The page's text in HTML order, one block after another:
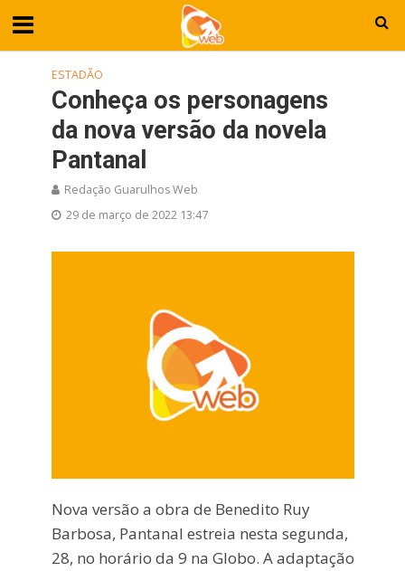
ESTADÃO
Conheça os personagens
da nova versão da novela
Pantanal
Redação Guarulhos Web
29 de março de 2022 13:47
Nova versão a obra de Benedito Ruy
Barbosa, Pantanal estreia nesta segunda,
28, no horário da 9 na Globo. A adaptação